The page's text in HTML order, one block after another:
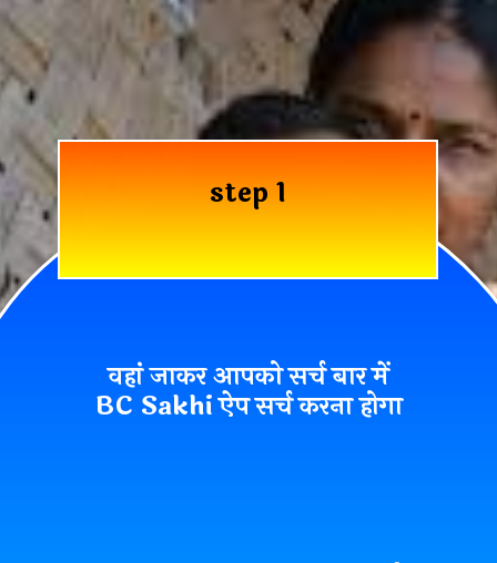
step 1
वहां जाकर आपको सर्च बार में
BC Sakhi ऐपसर्च करना होगा